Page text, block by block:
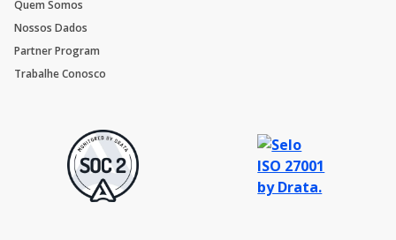
Quem Somos
Nossos Dados
Partner Program
Trabalhe Conosco